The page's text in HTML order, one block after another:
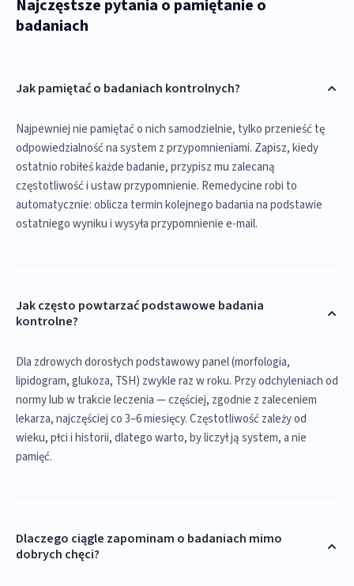
Najczęstsze pytania o pamiętanie o
badaniach
Jak pamiętać o badaniach kontrolnych?
Najpewniej nie pamiętać o nich samodzielnie, tylko przenieść tę
odpowiedzialność na system z przypomnieniami. Zapisz, kiedy
ostatnio robiłeś każde badanie, przypisz mu zalecaną
częstotliwość i ustaw przypomnienie. Remedycine robi to
automatycznie: oblicza termin kolejnego badania na podstawie
ostatniego wyniku i wysyła przypomnienie e-mail.
Jak często powtarzać podstawowe badania
kontrolne?
Dla zdrowych dorosłych podstawowy panel (morfologia,
lipidogram, glukoza, TSH) zwykle raz w roku. Przy odchyleniach od
normy lub w trakcie leczenia — częściej, zgodnie z zaleceniem
lekarza, najczęściej co 3–6 miesięcy. Częstotliwość zależy od
wieku, płci i historii, dlatego warto, by liczył ją system, a nie
pamięć.
Dlaczego ciągle zapominam o badaniach mimo
dobrych chęci?